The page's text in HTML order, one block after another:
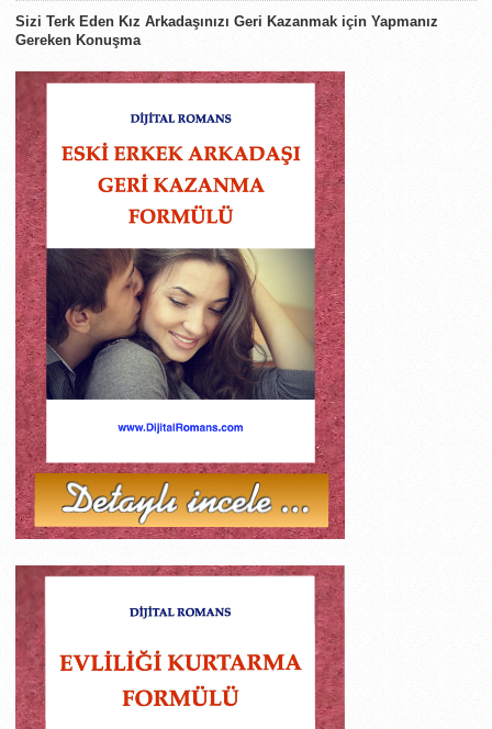
Sizi Terk Eden Kız Arkadaşınızı Geri Kazanmak için Yapmanız
Gereken Konuşma